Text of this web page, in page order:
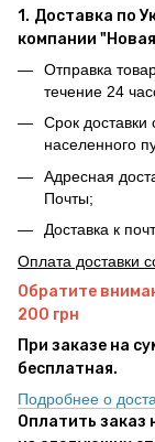
1. Доставка по
компании
Отправка
течение 24
Срок доставки
населенного
Адресная
Почты;
Доставка к
Оплата доставки
Обратите
200 грн
При заказе на
бесплатная.
Подробнее о
Оплатить заказ